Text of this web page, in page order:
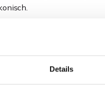
Details
ist heute ein fester
Herz Mindens. Als
Veranstaltungen,
hinaus. Zum